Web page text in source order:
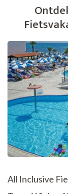
All Inclusive